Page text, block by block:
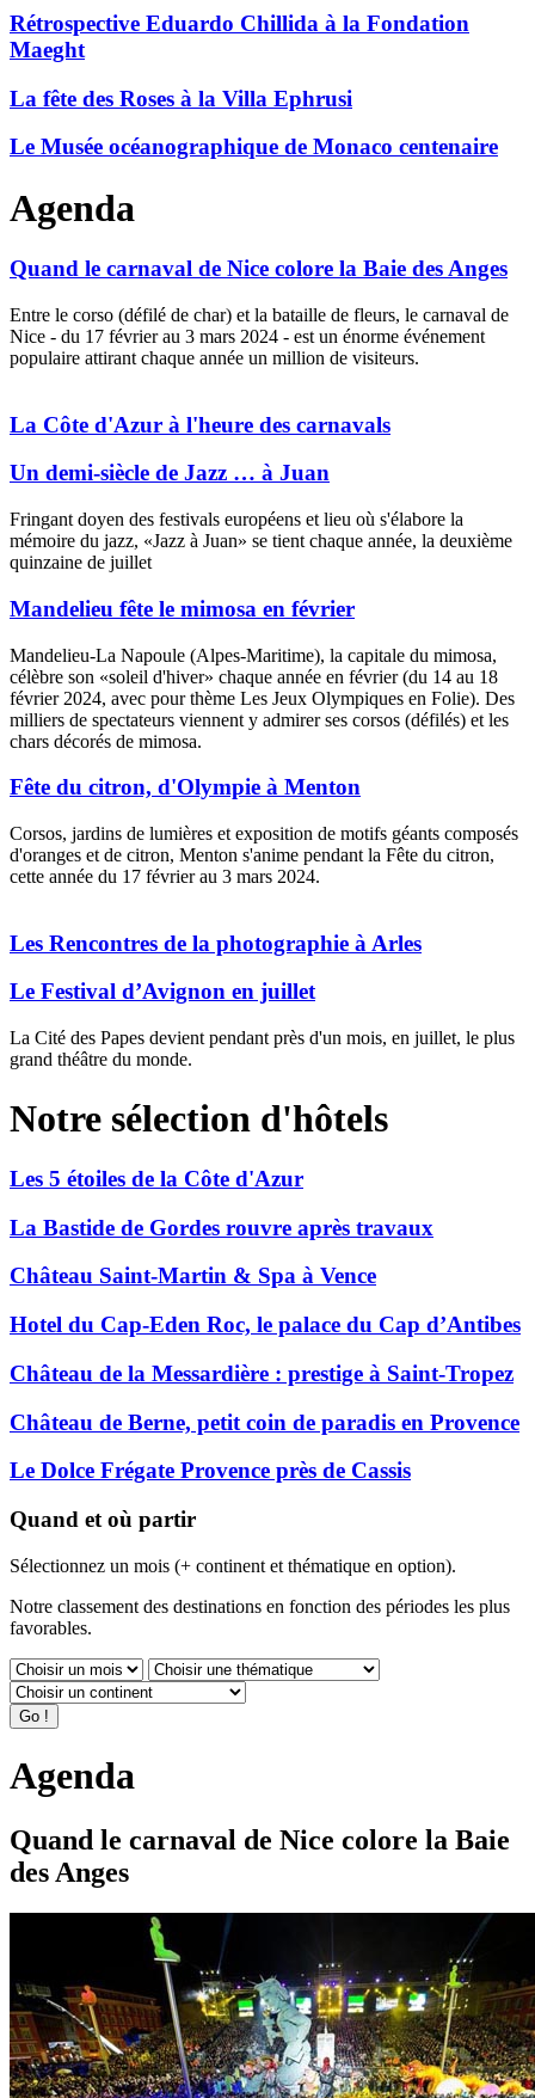
Rétrospective Eduardo Chillida à la Fondation
Maeght
La fête des Roses à la Villa Ephrusi
Le Musée océanographique de Monaco centenaire
Agenda
Quand le carnaval de Nice colore la Baie des Anges
Entre le corso (défilé de char) et la bataille de fleurs, le carnaval de
Nice - du 17 février au 3 mars 2024 - est un énorme événement
populaire attirant chaque année un million de visiteurs.
romance to enrich.
La Côte d'Azur à l'heure des carnavals
Un demi-siècle de Jazz … à Juan
Fringant doyen des festivals européens et lieu où s'élabore la
mémoire du jazz, «Jazz à Juan» se tient chaque année, la deuxième
quinzaine de juillet
Mandelieu fête le mimosa en février
Mandelieu-La Napoule (Alpes-Maritime), la capitale du mimosa,
célèbre son «soleil d'hiver» chaque année en février (du 14 au 18
février 2024, avec pour thème Les Jeux Olympiques en Folie). Des
milliers de spectateurs viennent y admirer ses corsos (défilés) et les
chars décorés de mimosa.
Fête du citron, d'Olympie à Menton
Corsos, jardins de lumières et exposition de motifs géants composés
d'oranges et de citron, Menton s'anime pendant la Fête du citron,
cette année du 17 février au 3 mars 2024.
necessario preparare una sorpresa perrepliche rolexil proprio
partner.
Les Rencontres de la photographie à Arles
Le Festival d’Avignon en juillet
La Cité des Papes devient pendant près d'un mois, en juillet, le plus
grand théâtre du monde.
Notre sélection d'hôtels
Les 5 étoiles de la Côte d'Azur
La Bastide de Gordes rouvre après travaux
Château Saint-Martin & Spa à Vence
Hotel du Cap-Eden Roc, le palace du Cap d’Antibes
Château de la Messardière : prestige à Saint-Tropez
Château de Berne, petit coin de paradis en Provence
Le Dolce Frégate Provence près de Cassis
Quand et où partir
Sélectionnez un mois (+ continent et thématique en option).
Notre classement des destinations en fonction des périodes les plus
favorables.
Agenda
Quand le carnaval de Nice colore la Baie
des Anges